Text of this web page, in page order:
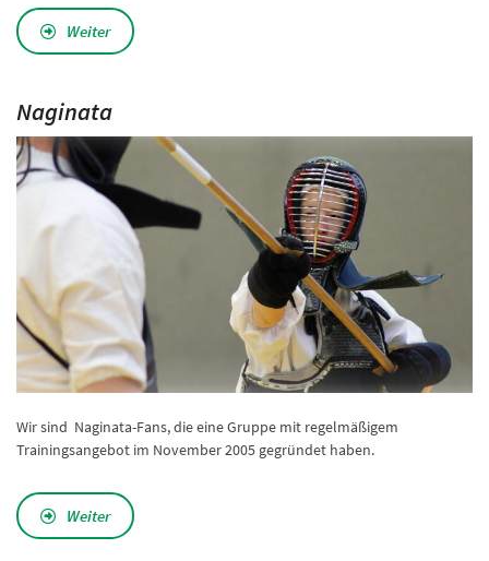
Weiter
Naginata
Wir sind Naginata-Fans, die eine Gruppe mit regelmäßigem
Trainingsangebot im November 2005 gegründet haben.
Weiter